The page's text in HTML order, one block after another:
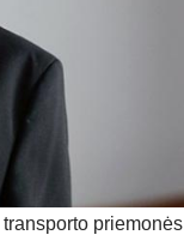
priemonės